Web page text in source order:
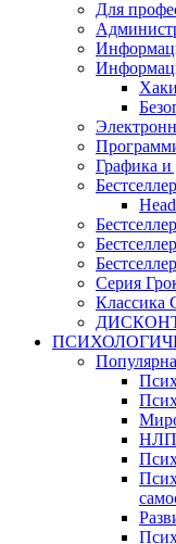
Для
Графика и
Серия
Классика
НЛП